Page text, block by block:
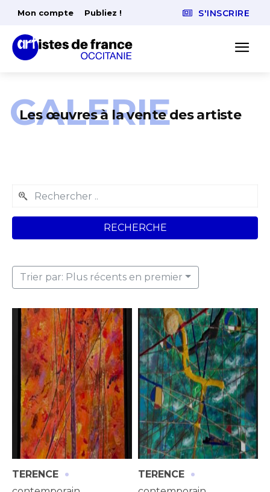
Mon compte Publiez ! S'INSCRIRE
Les œuvres à la vente des artiste
GALERIE
RECHERCHE
Trier par: Plus récents en premier
TERENCE · TERENCE ·